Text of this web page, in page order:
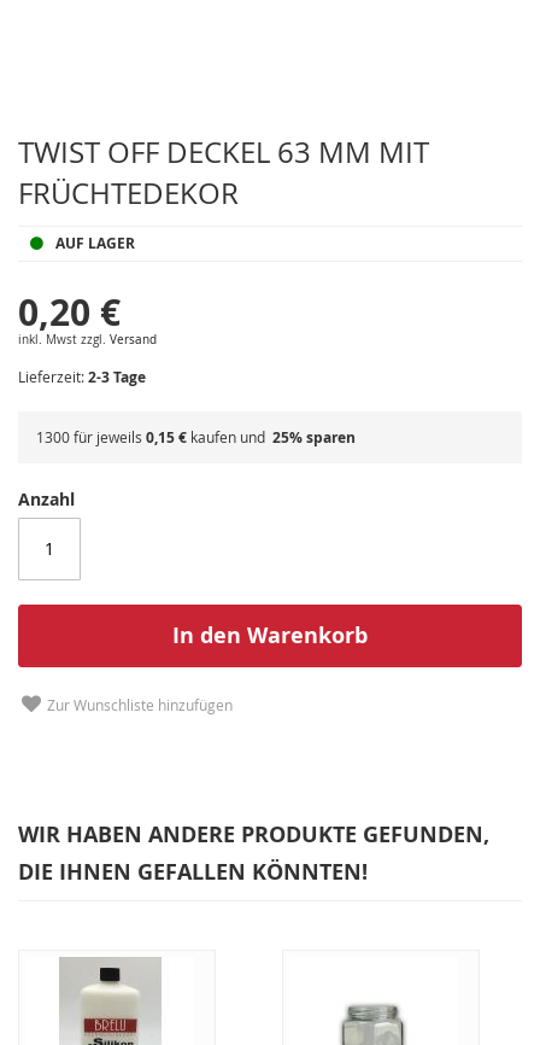
TWIST OFF DECKEL 63 MM MIT
FRÜCHTEDEKOR
AUF LAGER
0,20 €
inkl. Mwst zzgl. Versand
Lieferzeit:2-3 Tage
1300 für jeweils 0,15 € kaufen und 25% sparen
Anzahl
In den Warenkorb
Zur Wunschliste hinzufügen
Anfang
der
Bildergalerie
WIR HABEN ANDERE PRODUKTE GEFUNDEN,
DIE IHNEN GEFALLEN KÖNNTEN!